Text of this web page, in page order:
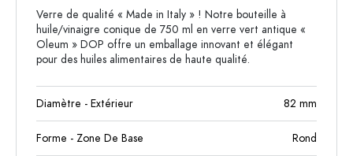
Verre de qualité « Made in Italy » ! Notre bouteille à
huile/vinaigre conique de 750 ml en verre vert antique «
Oleum » DOP offre un emballage innovant et élégant
pour des huiles alimentaires de haute qualité.
Diamètre - Extérieur 82 mm
Forme - Zone De Base Rond